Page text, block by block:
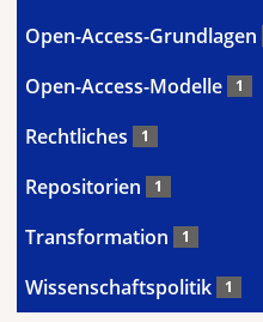
Open-Access-Grundlagen
Open-Access-Modelle 1
Rechtliches 1
Repositorien 1
Transformation 1
Wissenschaftspolitik 1